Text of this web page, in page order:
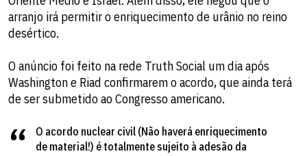
arranjo irá permitir o enriquecimento de urânio no reino
desértico.
O anúncio foi feito na rede Truth Social um dia após
Washington e Riad confirmarem o acordo, que ainda terá
de ser submetido ao Congresso americano.
O acordo nuclear civil (Não haverá enriquecimento
de material!) é totalmente sujeito à adesão da